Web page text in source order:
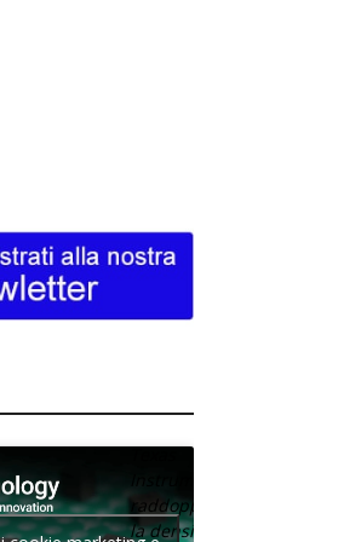
Texas
raddoppia
la densità